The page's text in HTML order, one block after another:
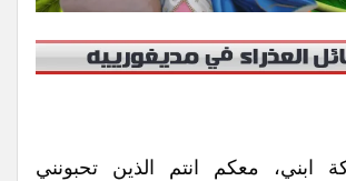
ابني، معكم انتم الذين تحبونني